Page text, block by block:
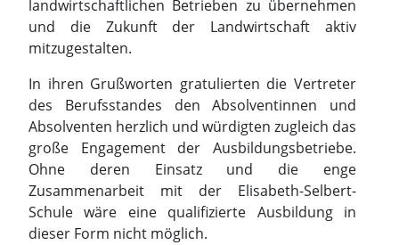
landwirtschaftlichen Betrieben zu übernehmen
und die Zukunft der Landwirtschaft aktiv
mitzugestalten.
In ihren Grußworten gratulierten die Vertreter
des Berufsstandes den Absolventinnen und
Absolventen herzlich und würdigten zugleich das
große Engagement der Ausbildungsbetriebe.
Ohne deren Einsatz und die enge
Zusammenarbeit mit der Elisabeth-Selbert-
Schule wäre eine qualifizierte Ausbildung in
dieser Form nicht möglich.